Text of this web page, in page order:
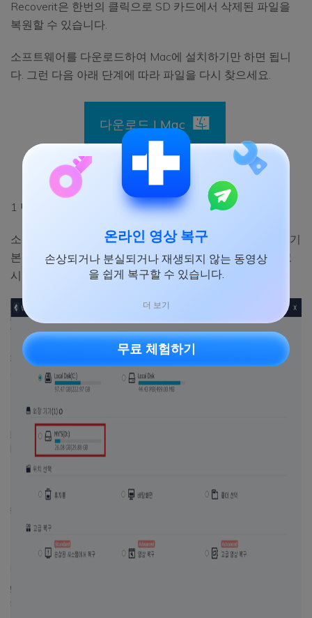
Recoverit은 한번의 클릭으로 SD 카드에서 삭제된 파일을
복원할 수 있습니다.
소프트웨어를 다운로드하여 Mac에 설치하기만 하면 됩니
다. 그런 다음 아래 단계에 따라 파일을 다시 찾으세요.
다운로드 | Mac
다운로드 | Win
1 단계 : Recoverit 실행 :
소프트웨어를 실행하고 SD 카드를 시스템에 연결합니다. 기
본 인터페이스에서 데이터를 복구할 드라이브를 지정하고
시작 버튼을 클릭합니다.
온라인 영상 복구
손상되거나 분실되거나 재생되지 않는 동영상
을 쉽게 복구할 수 있습니다.
더 보기
무료 체험하기